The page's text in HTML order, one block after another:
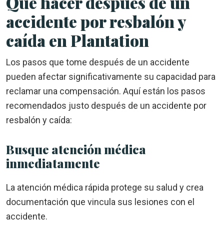
accidente por resbalón y
caída en Plantation
Los pasos que tome después de un accidente
pueden afectar significativamente su capacidad para
reclamar una compensación. Aquí están los pasos
recomendados justo después de un accidente por
resbalón y caída:
Busque atención médica
inmediatamente
La atención médica rápida protege su salud y crea
documentación que vincula sus lesiones con el
accidente.